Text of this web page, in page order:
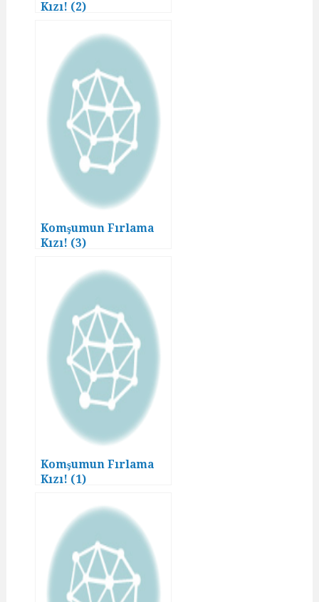
Kızı! (2)
Komşumun Fırlama
Kızı! (3)
Komşumun Fırlama
Kızı! (1)